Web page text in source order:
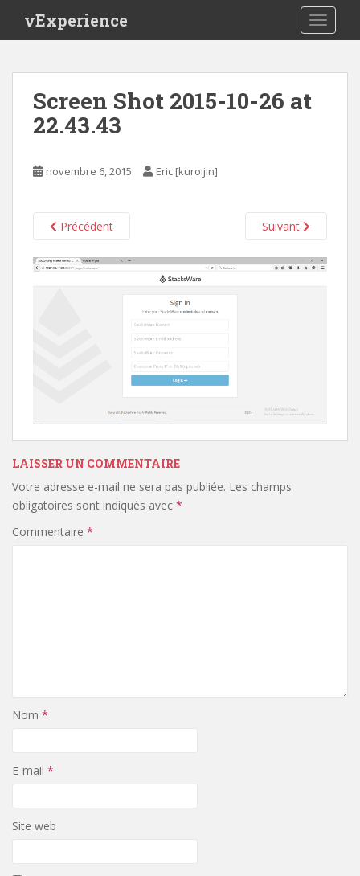
i
vExperience
Screen Shot 2015-10-26 at
22.43.43
novembre 6, 2015 Eric [kuroijin]
Précédent Suivant
LAISSER UN COMMENTAIRE
Votre adresse e-mail ne sera pas publiée. Les champs
obligatoires sont indiqués avec *
Commentaire *
Nom *
E-mail *
Site web